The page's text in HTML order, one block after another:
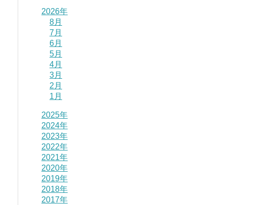
2026年
8月
7月
6月
5月
4月
3月
2月
1月
2025年
2024年
2023年
2022年
2021年
2020年
2019年
2018年
2017年